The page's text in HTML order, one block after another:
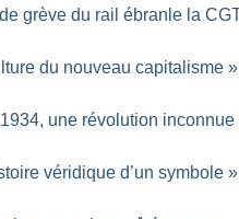
grève du rail ébranle la
du nouveau capitalisme »
une révolution inconnue
véridique d’un symbole »